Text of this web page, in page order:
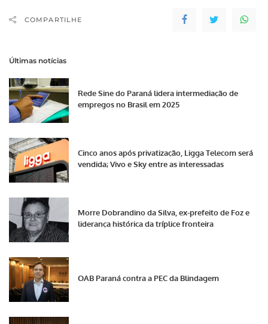
COMPARTILHE
Últimas notícias
Rede Sine do Paraná lidera intermediação de
empregos no Brasil em 2025
Cinco anos após privatização, Ligga Telecom será
vendida; Vivo e Sky entre as interessadas
Morre Dobrandino da Silva, ex-prefeito de Foz e
liderança histórica da tríplice fronteira
OAB Paraná contra a PEC da Blindagem